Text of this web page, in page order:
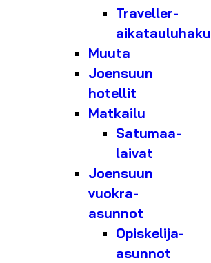
Traveller-
aikatauluhaku
Muuta
Joensuun
hotellit
Matkailu
Satumaa-
laivat
Joensuun
vuokra-
asunnot
Opiskelija-
asunnot